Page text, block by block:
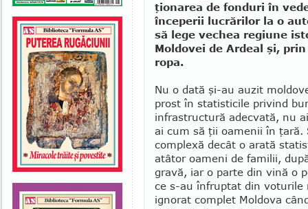
ţio­narea de fonduri în
începerii lucră­rilor la o
să lege vechea regiune
Moldovei de Ar­deal şi,
ropa.
Nu o dată şi-au auzit
prost în statis­ticile privind
infrastructură adec­vată, nu
ai cum să ţii oamenii în
complexă decât o arată
atâtor oameni de familii,
gravă, iar o parte din vină o
ce s-au în­fruptat din voturile
ignorat complet Mol­dova